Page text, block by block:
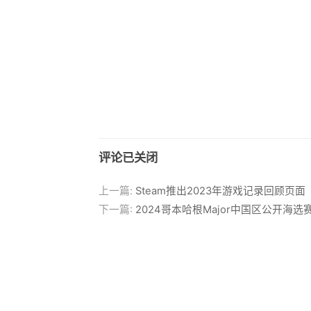
评论已关闭
上一篇: Steam推出2023年游戏记录回顾页面
下一篇: 2024哥本哈根Major中国区公开海选